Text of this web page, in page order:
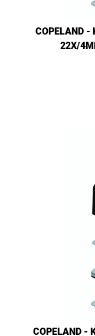
COPELAND
22X/
COPELAND -